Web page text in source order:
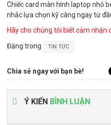
Chiếc card màn hình laptop nhỏ
nhắc lựa chọn kỹ càng ngay từ
Hãy cho chúng tôi biết cảm nhận
Đăng trong
TIN TỨC
Chia sẻ ngay với bạn bè!
Ý KIẾN BÌNH LUẬN